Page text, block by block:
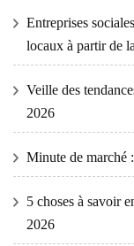
Entreprises
locaux à partir de
Veille des
2026
Minute de marché
5 choses à savoir
2026